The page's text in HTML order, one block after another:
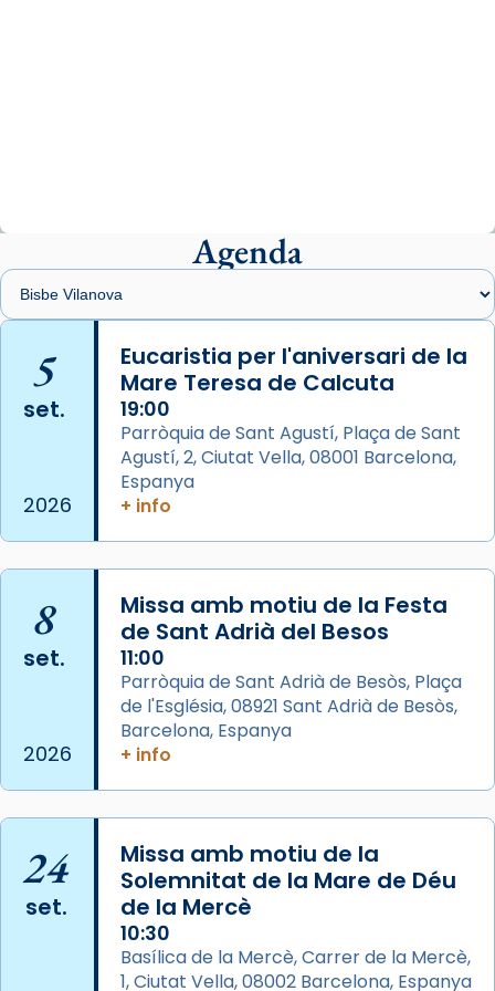
presidit aquest 27 de juliol la missa de Les
Santes de Mataró.
🔗
📸 J. Merino
Photo
View on Facebook ·
Arquebisbat de Barcelona
de Barcelona.
2 weeks ago
comitè organitzador de la visita apostòlica
del Sant Pare Lleó XIV a Barcelona, i als
col·laboradors, a la Catedral de Barcelona.
L’arquebisbe de Barcelona, el cardenal Joan
Josep Omella, ha presidit la missa i l’ha
concelebrat el bisbe auxiliar de Barcelona,
Mons. David Abadías.
📸 Dr. G. Simón
Photo
View on Facebook · Share
Arquebisbat de Barcelona
2 weeks ago
Agenda
5
set.
2026
Eucaristia per l'aniversari de la
Mare Teresa de Calcuta
19:00
Parròquia de Sant Agustí, Plaça de Sant
Agustí, 2, Ciutat Vella, 08001 Barcelona,
Espanya
+ info
8
set.
2026
Missa amb motiu de la Festa
de Sant Adrià del Besos
11:00
Parròquia de Sant Adrià de Besòs, Plaça
de l'Església, 08921 Sant Adrià de Besòs,
Barcelona, Espanya
+ info
24
set.
Missa amb motiu de la
Solemnitat de la Mare de Déu
de la Mercè
10:30
Basílica de la Mercè, Carrer de la Mercè,
1, Ciutat Vella, 08002 Barcelona, Espanya